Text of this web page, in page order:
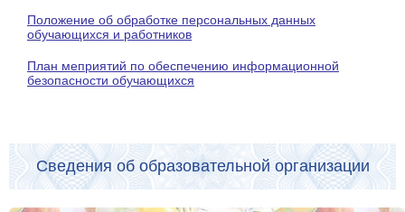
Положение об обработке персональных данных
обучающихся и работников
План меприятий по обеспечению информационной
безопасности обучающихся
Сведения об образовательной организации